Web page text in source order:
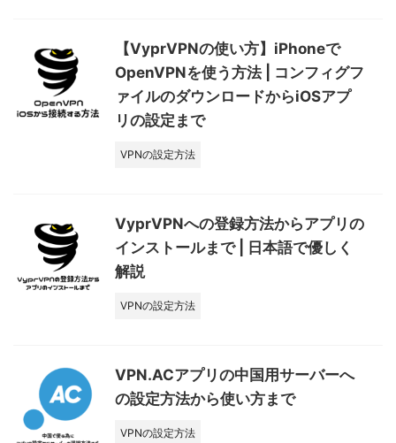
【VyprVPNの使い方】iPhoneで
OpenVPNを使う方法 | コンフィグフ
ァイルのダウンロードからiOSアプ
リの設定まで
VPNの設定方法
VyprVPNへの登録方法からアプリの
インストールまで | 日本語で優しく
解説
VPNの設定方法
VPN.ACアプリの中国用サーバーへ
の設定方法から使い方まで
VPNの設定方法